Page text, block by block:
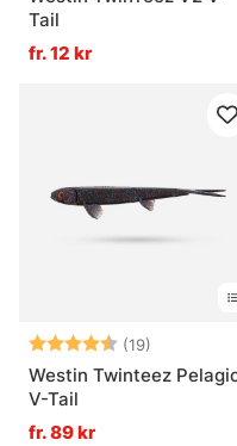
Tail
fr. 12 kr
Betyg: (19)
4.9 utav
Westin Twinteez
V-Tail
fr. 89 kr